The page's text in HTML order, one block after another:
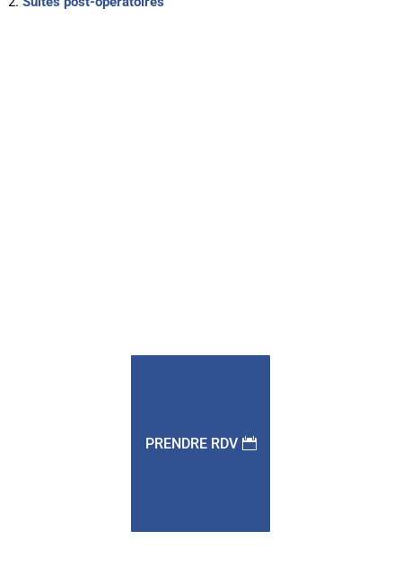
PRENDRE RDV